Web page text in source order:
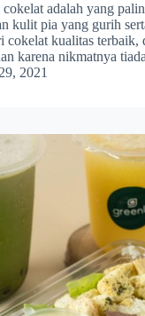
adalah yang
kulit pia yang gurih
cokelat kualitas terbaik,
karena nikmatnya
2021